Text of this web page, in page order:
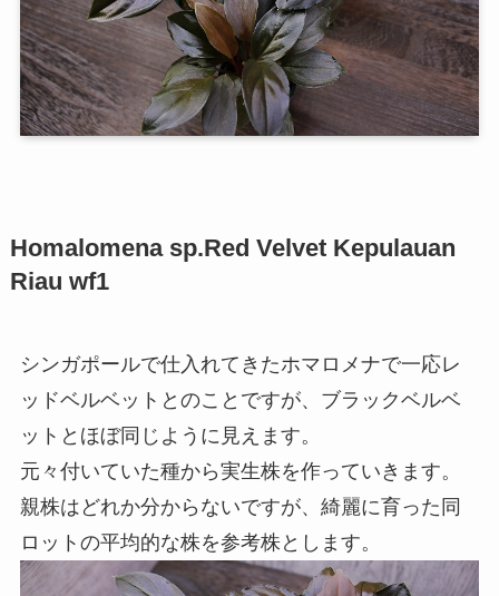
Homalomena sp.Red Velvet Kepulauan
Riau wf1
シンガポールで仕入れてきたホマロメナで一応レ
ッドベルベットとのことですが、ブラックベルベ
ットとほぼ同じように見えます。
元々付いていた種から実生株を作っていきます。
親株はどれか分からないですが、綺麗に育った同
ロットの平均的な株を参考株とします。